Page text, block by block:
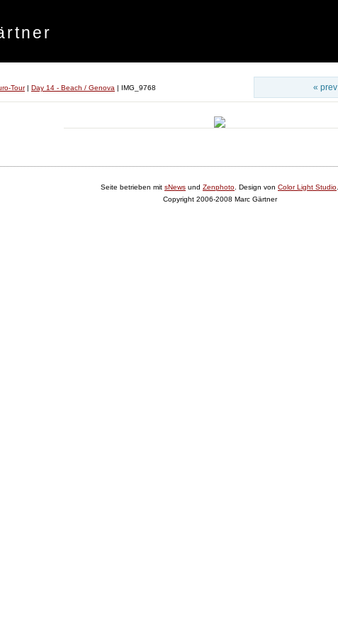
« prev
Tour| Day 14 - Beach / Genova | IMG_9768
Seite betrieben mit sNews und Zenphoto . Design von Color Light Studio
Copyright 2006-2008 Marc Gärtner